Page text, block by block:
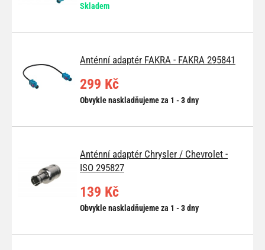
Skladem
Anténní adaptér FAKRA - FAKRA 295841
299 Kč
Obvykle naskladňujeme za 1 - 3 dny
Anténní adaptér Chrysler / Chevrolet -
ISO 295827
139 Kč
Obvykle naskladňujeme za 1 - 3 dny